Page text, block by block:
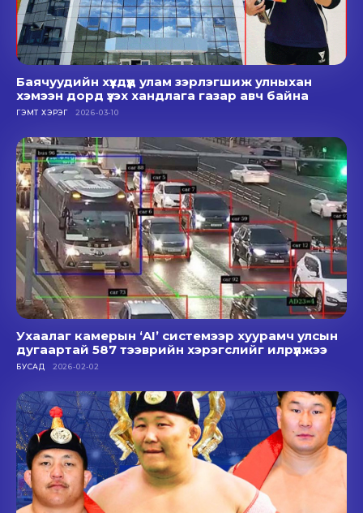
Баячуудийн хүүхдүүд улам зэрлэгшиж улныхан
хэмээн дорд үзэх хандлага газар авч байна
ГЭМТ ХЭРЭГ 2026-03-10
Ухаалаг камерын ‘AI’ системээр хуурамч улсын
дугаартай 587 тээврийн хэрэгслийг илрүүлжээ
БУСАД 2026-02-02